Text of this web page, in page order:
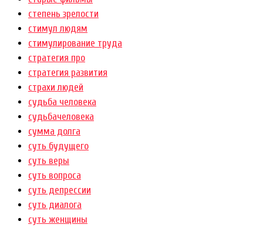
степень зрелости
стимул людям
стимулирование труда
стратегия про
стратегия развития
страхи людей
судьба человека
судьбачеловека
сумма долга
суть будущего
суть веры
суть вопроса
суть депрессии
суть диалога
суть женщины